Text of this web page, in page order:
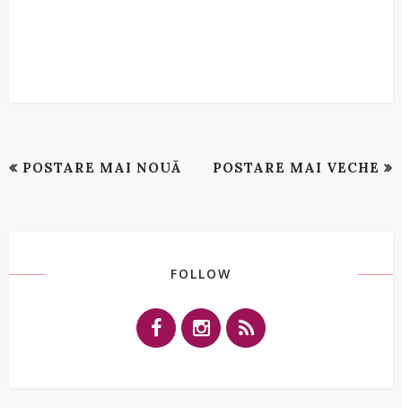
POSTARE MAI NOUĂ POSTARE MAI VECHE
FOLLOW